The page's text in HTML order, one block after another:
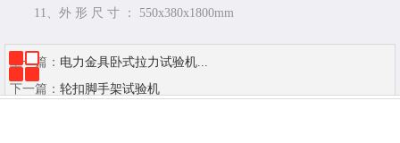
11、外 形 尺 寸 ： 550x380x1800mm
上一篇： 电力金具卧式拉力试验机...
下一篇： 轮扣脚手架试验机